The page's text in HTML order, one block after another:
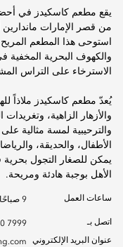
يقع مطعم كاسكيدز في
من قصر الإمارات ماندارين
استوحى هذا المطعم
والكهوف البحرية المخفية
الاسترخاء على التراس
يُعدّ مطعم كاسكيدز ملاذاً
والأزهار الزاهية،
والترحيبية لمسة مثالية
الأطفال، والحديقة،
يمكن للصغار التجول بحرية
الأهل بوجبة هادئة ومريحة.
ساعات العمل 9 صباحًا - 7 مساءً
اتصل بـ
7999
عنوان البريد الإلكتروني